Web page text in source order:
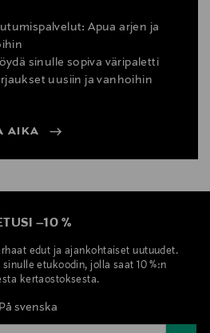
Apua arjen ja
sinulle sopiva väripaletti
uusiin ja vanhoihin
AIKA
–10 %
edut ja ajankohtaiset uutuudet.
etukoodin, jolla saat 10 %:n
kertaostoksesta.
På svenska